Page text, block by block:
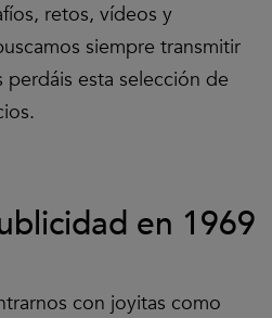
retos, vídeos y
siempre transmitir
esta selección de
en 1969
con joyitas como